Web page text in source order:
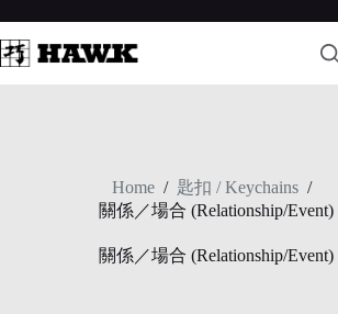
to
content
Home / 匙扣 / Keychains /
關係／場合 (Relationship/Event)
關係／場合 (Relationship/Event)